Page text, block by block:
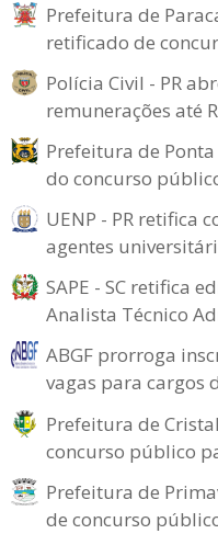
Prefeitura de
retificado de
Polícia Civil - PR
remunerações até
Prefeitura de
do concurso
UENP - PR retifica
agentes
SAPE - SC retifica
Analista Técnico
ABGF prorroga
vagas para cargos
Prefeitura de
concurso público
Prefeitura de
de concurso